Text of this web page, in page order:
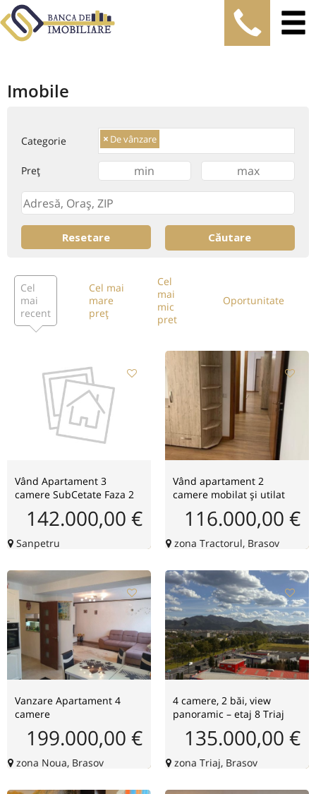
Imobile
Categorie × De vânzare
Preț
Cel
mai
recent
Cel mai
mare
preț
Cel
mai
mic
pret
Oportunitate
Vând Apartament 3
camere SubCetate Faza 2
142.000,00 €
Sanpetru
Vând apartament 2
camere mobilat și utilat
116.000,00 €
zona Tractorul, Brasov
Vanzare Apartament 4
camere
199.000,00 €
zona Noua, Brasov
4 camere, 2 băi, view
panoramic – etaj 8 Triaj
135.000,00 €
zona Triaj, Brasov